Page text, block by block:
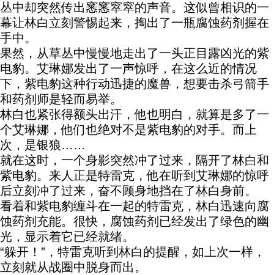
丛中却突然传出窸窸窣窣的声音。这似曾相识的一
幕让林白立刻警惕起来，掏出了一瓶腐蚀药剂握在
手中。
果然，从草丛中慢慢地走出了一头正目露凶光的紫
电豹。艾琳娜发出了一声惊呼，在这么近的情况
下，紫电豹这种行动迅捷的魔兽，想要击杀弓箭手
和药剂师是轻而易举。
林白也紧张得额头出汗，他也明白，就算是多了一
个艾琳娜，他们也绝对不是紫电豹的对手。而上
次，是银狼……
就在这时，一个身影突然冲了过来，隔开了林白和
紫电豹。来人正是特雷克，他在听到艾琳娜的惊呼
后立刻冲了过来，奋不顾身地挡在了林白身前。
看着和紫电豹缠斗在一起的特雷克，林白迅速向腐
蚀药剂充能。很快，腐蚀药剂已经发出了绿色的幽
光，显示着它已经就绪。
“躲开！”，特雷克听到林白的提醒，如上次一样，
立刻就从战圈中脱身而出。